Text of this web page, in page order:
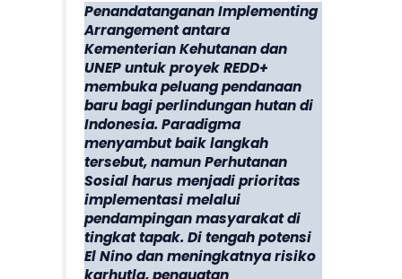
Penandatanganan Implementing
Arrangement antara
Kementerian Kehutanan dan
UNEP untuk proyek REDD+
membuka peluang pendanaan
baru bagi perlindungan hutan di
Indonesia. Paradigma
menyambut baik langkah
tersebut, namun Perhutanan
Sosial harus menjadi prioritas
implementasi melalui
pendampingan masyarakat di
tingkat tapak. Di tengah potensi
El Nino dan meningkatnya risiko
karhutla, penguatan